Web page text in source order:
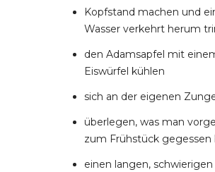
Kopfstand machen und
Wasser verkehrt herum
den Adamsapfel mit
Eiswürfel kühlen
sich an der eigenen
überlegen, was man
zum Frühstück gegessen
einen langen, schwierigen